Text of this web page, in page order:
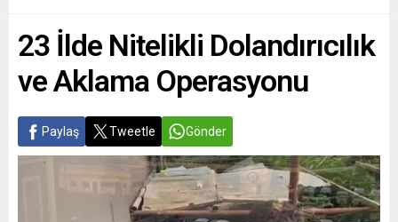
23 İlde Nitelikli Dolandırıcılık
ve Aklama Operasyonu
Paylaş Tweetle Gönder